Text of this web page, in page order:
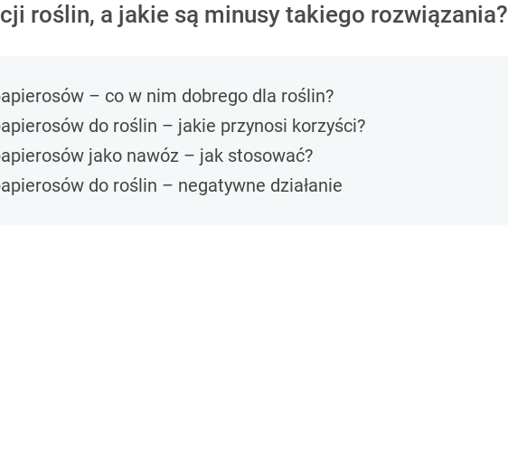
roślin, a jakie są minusy takiego rozwiązania?
– co w nim dobrego dla roślin?
do roślin – jakie przynosi korzyści?
jako nawóz – jak stosować?
do roślin – negatywne działanie